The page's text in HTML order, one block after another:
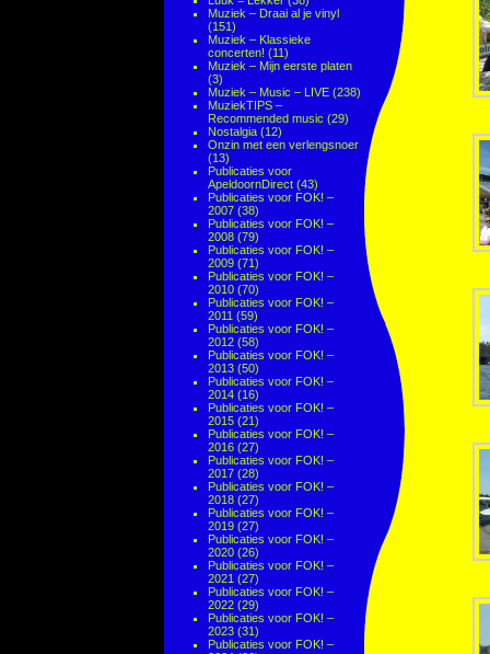
Muziek – Draai al je vinyl
(151)
Muziek – Klassieke
concerten! (11)
Muziek – Mijn eerste platen
(3)
Muziek – Music – LIVE (238)
MuziekTIPS –
Recommended music (29)
Nostalgia (12)
Onzin met een verlengsnoer
(13)
Publicaties voor
ApeldoornDirect (43)
Publicaties voor FOK! –
2007 (38)
Publicaties voor FOK! –
2008 (79)
Publicaties voor FOK! –
2009 (71)
Publicaties voor FOK! –
2010 (70)
Publicaties voor FOK! –
2011 (59)
Publicaties voor FOK! –
2012 (58)
Publicaties voor FOK! –
2013 (50)
Publicaties voor FOK! –
2014 (16)
Publicaties voor FOK! –
2015 (21)
Publicaties voor FOK! –
2016 (27)
Publicaties voor FOK! –
2017 (28)
Publicaties voor FOK! –
2018 (27)
Publicaties voor FOK! –
2019 (27)
Publicaties voor FOK! –
2020 (26)
Publicaties voor FOK! –
2021 (27)
Publicaties voor FOK! –
2022 (29)
Publicaties voor FOK! –
2023 (31)
Publicaties voor FOK! –